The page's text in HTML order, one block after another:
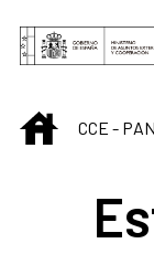
Saltar al
INICIO
CCE -